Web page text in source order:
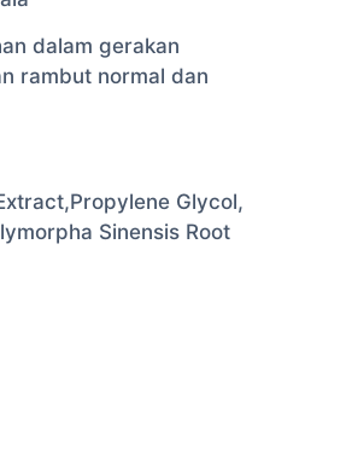
dalam gerakan
rambut normal dan
Glycol,
Sinensis Root